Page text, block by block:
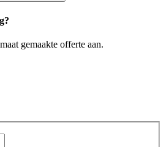
gemaakte offerte aan.